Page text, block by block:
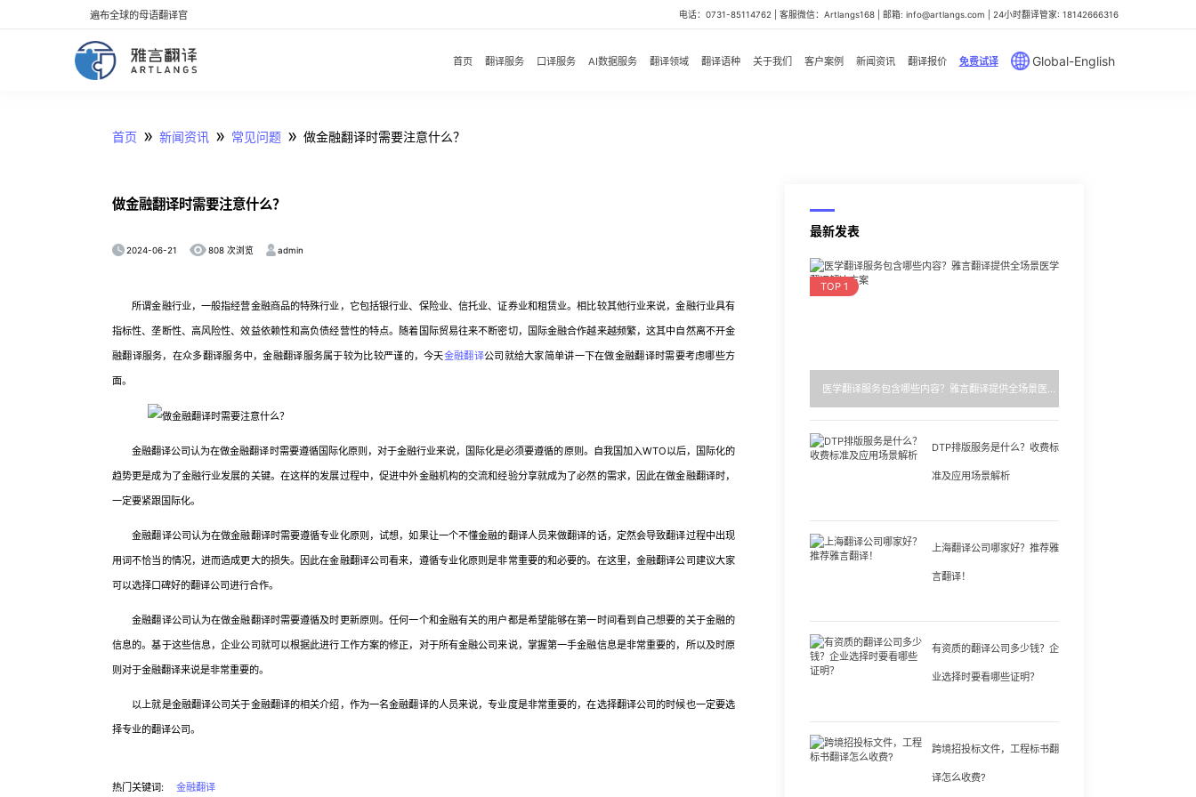
遍布全球的母语翻译官 电话：0731-85114762 | 客服微信：Artlangs168 | 邮箱: info@artlangs.com | 24小时翻译管家: 18142666316
首页 翻译服务 口译服务 AI数据服务 翻译领域 翻译语种 关于我们 客户案例 新闻资讯 翻译报价 免费试译 Global-English
首页 » 新闻资讯 » 常见问题 » 做金融翻译时需要注意什么？
做金融翻译时需要注意什么？
2024-06-21 808 次浏览 admin
所谓金融行业，一般指经营金融商品的特殊行业，它包括银行业、保险业、信托业、证券业和租赁业。相比较其他行业来说，金融行业具有
指标性、垄断性、高风险性、效益依赖性和高负债经营性的特点。随着国际贸易往来不断密切，国际金融合作越来越频繁，这其中自然离不开金
融翻译服务，在众多翻译服务中，金融翻译服务属于较为比较严谨的，今天金融翻译公司就给大家简单讲一下在做金融翻译时需要考虑哪些方
面。
金融翻译公司认为在做金融翻译时需要遵循国际化原则，对于金融行业来说，国际化是必须要遵循的原则。自我国加入WTO以后，国际化的
趋势更是成为了金融行业发展的关键。在这样的发展过程中，促进中外金融机构的交流和经验分享就成为了必然的需求，因此在做金融翻译时，
一定要紧跟国际化。
金融翻译公司认为在做金融翻译时需要遵循专业化原则，试想，如果让一个不懂金融的翻译人员来做翻译的话，定然会导致翻译过程中出现
用词不恰当的情况，进而造成更大的损失。因此在金融翻译公司看来，遵循专业化原则是非常重要的和必要的。在这里，金融翻译公司建议大家
可以选择口碑好的翻译公司进行合作。
金融翻译公司认为在做金融翻译时需要遵循及时更新原则。任何一个和金融有关的用户都是希望能够在第一时间看到自己想要的关于金融的
信息的。基于这些信息，企业公司就可以根据此进行工作方案的修正，对于所有金融公司来说，掌握第一手金融信息是非常重要的，所以及时原
则对于金融翻译来说是非常重要的。
以上就是金融翻译公司关于金融翻译的相关介绍，作为一名金融翻译的人员来说，专业度是非常重要的，在选择翻译公司的时候也一定要选
择专业的翻译公司。
热门关键词: 金融翻译
最新发表
TOP 1
医学翻译服务包含哪些内容？雅言翻译提供全场景医学翻译解决方案
DTP排版服务是什么？收费标
准及应用场景解析
上海翻译公司哪家好？推荐雅
言翻译！
有资质的翻译公司多少钱？企
业选择时要看哪些证明？
跨境招投标文件，工程标书翻
译怎么收费?